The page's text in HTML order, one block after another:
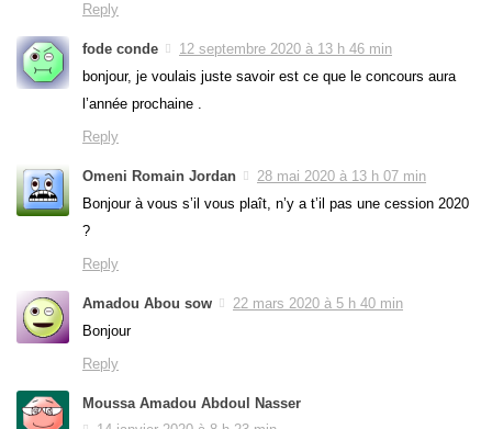
Reply
fode conde
12 septembre 2020 à 13 h 46 min
bonjour, je voulais juste savoir est ce que le concours aura
l’année prochaine .
Reply
Omeni Romain Jordan
28 mai 2020 à 13 h 07 min
Bonjour à vous s’il vous plaît, n’y a t’il pas une cession 2020
?
Reply
Amadou Abou sow
22 mars 2020 à 5 h 40 min
Bonjour
Reply
Moussa Amadou Abdoul Nasser